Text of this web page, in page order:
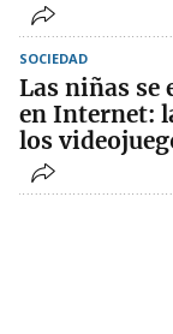
SOCIEDAD
Las niñas se
en Internet:
los